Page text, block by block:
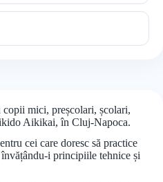
mici, preșcolari, școlari,
Aikikai, în Cluj-Napoca.
cei care doresc să practice
i principiile tehnice și